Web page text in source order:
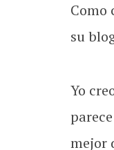
Como
su
Yo
mejor